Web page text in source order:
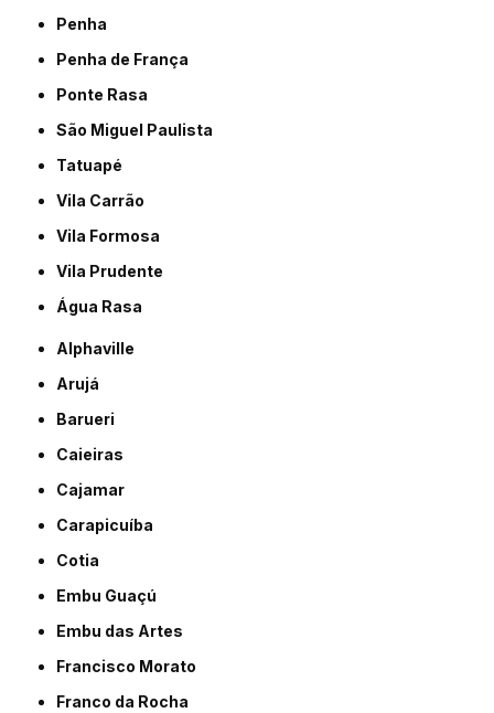
Penha
Penha de França
Ponte Rasa
São Miguel Paulista
Tatuapé
Vila Carrão
Vila Formosa
Vila Prudente
Água Rasa
Alphaville
Arujá
Barueri
Caieiras
Cajamar
Carapicuíba
Cotia
Embu Guaçú
Embu das Artes
Francisco Morato
Franco da Rocha